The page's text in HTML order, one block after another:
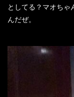
としてる？マオちゃ
んだぜ。